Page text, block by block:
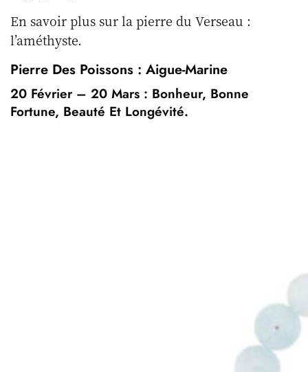
En savoir plus sur la pierre du Verseau :
l’améthyste.
Pierre Des Poissons : Aigue-Marine
20 Février – 20 Mars : Bonheur, Bonne
Fortune, Beauté Et Longévité.